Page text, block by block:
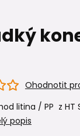
Ohodnotit
litina / PP z
popis